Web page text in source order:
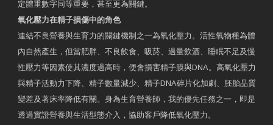
定體重數字同等重要，甚至更為關鍵。
氧化壓力在精子損傷中的角色
連結不良營養與生育力的關鍵機制之一為氧化壓力。活性氧物種為體
內自然產生，但當肥胖、不良飲食、吸菸、過量飲酒、睡眠不足及慢
性壓力等因素使其濃度過高時，便會損害精子膜與DNA。高氧化壓力
與精子活動力下降、精子數量減少、精子DNA碎片化加劇、胚胎品質
變差及著床率降低有關。身為生育營養師，我的優先任務之一，即是
透過實證營養與生活型態介入，協助客戶降低氧化壓力。